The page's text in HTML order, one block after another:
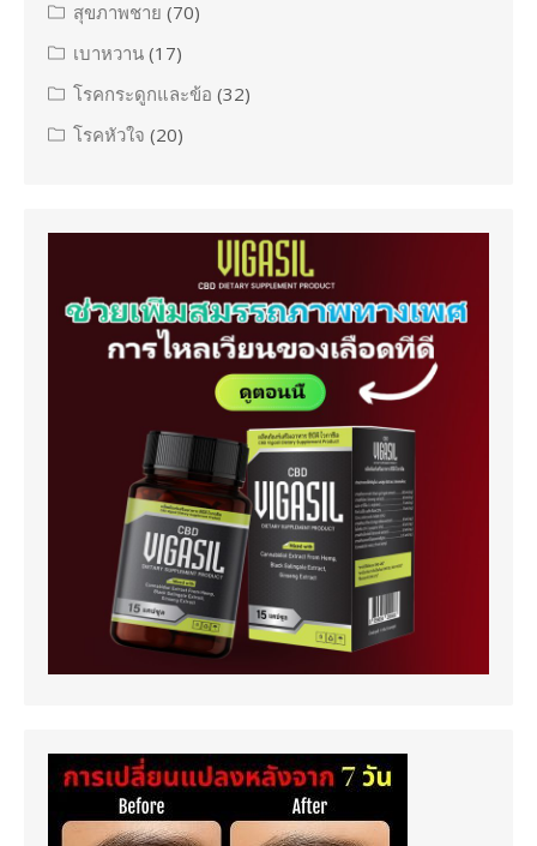
สุขภาพชาย (70)
เบาหวาน (17)
โรคกระดูกและข้อ (32)
โรคหัวใจ (20)